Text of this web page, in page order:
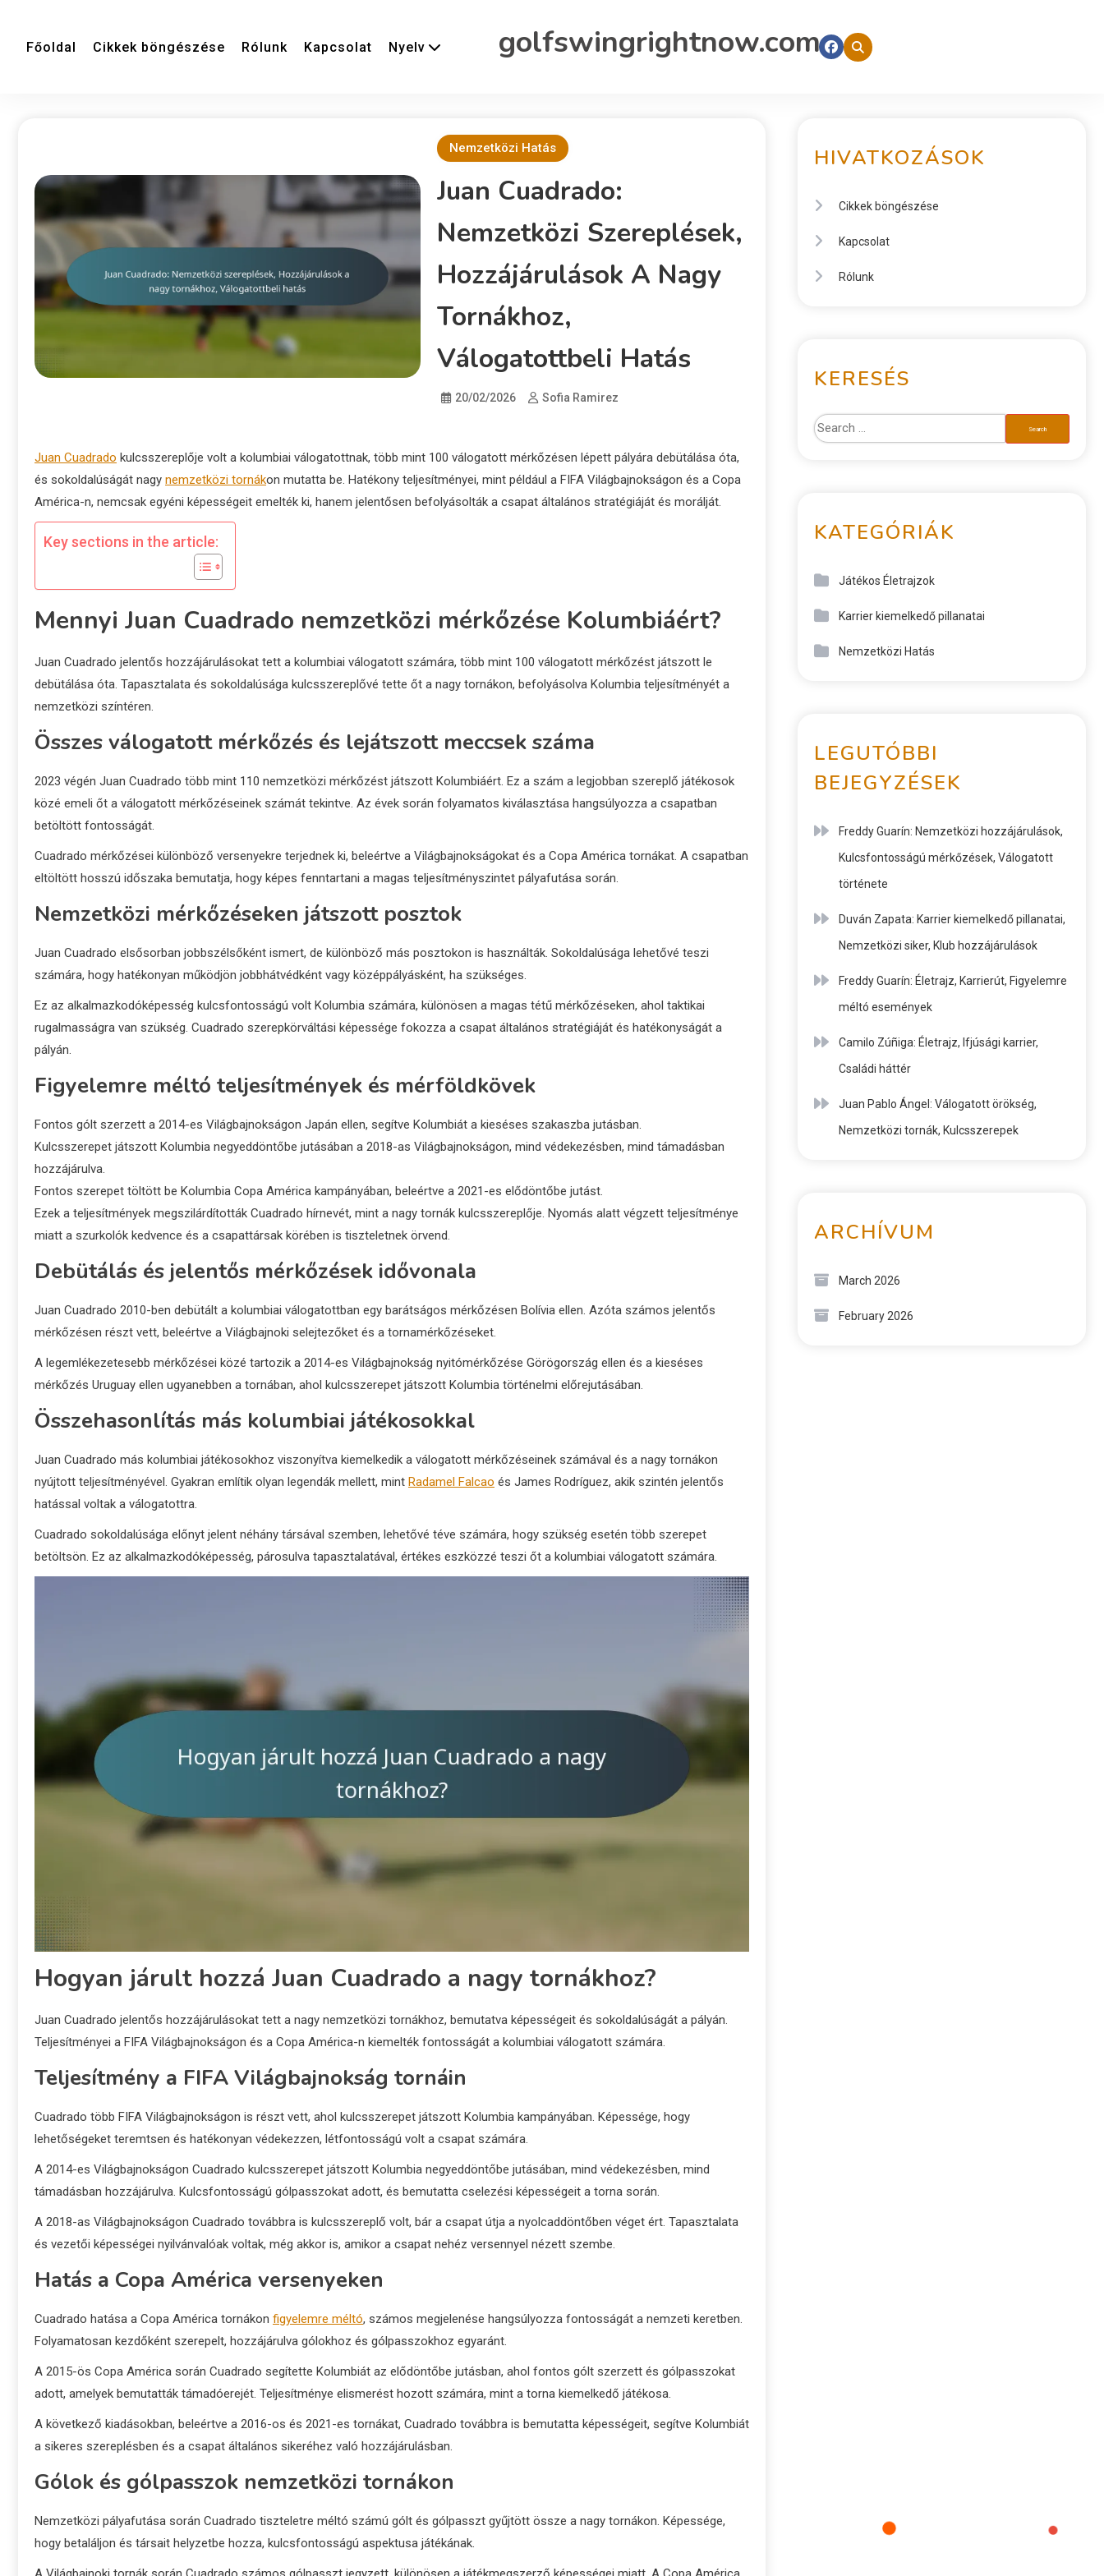
Főoldal Cikkek böngészése Rólunk Kapcsolat Nyelv golfswingrightnow.com
Nemzetközi Hatás
Juan Cuadrado:
Nemzetközi Szereplések,
Hozzájárulások A Nagy
Tornákhoz,
Válogatottbeli Hatás
20/02/2026 Sofia Ramirez
Juan Cuadrado kulcsszereplője volt a kolumbiai válogatottnak, több mint 100 válogatott mérkőzésen lépett pályára debütálása óta,
és sokoldalúságát nagy nemzetközi tornákon mutatta be. Hatékony teljesítményei, mint például a FIFA Világbajnokságon és a Copa
América-n, nemcsak egyéni képességeit emelték ki, hanem jelentősen befolyásolták a csapat általános stratégiáját és morálját.
Key sections in the article:
Mennyi Juan Cuadrado nemzetközi mérkőzése Kolumbiáért?
Juan Cuadrado jelentős hozzájárulásokat tett a kolumbiai válogatott számára, több mint 100 válogatott mérkőzést játszott le
debütálása óta. Tapasztalata és sokoldalúsága kulcsszereplővé tette őt a nagy tornákon, befolyásolva Kolumbia teljesítményét a
nemzetközi színtéren.
Összes válogatott mérkőzés és lejátszott meccsek száma
2023 végén Juan Cuadrado több mint 110 nemzetközi mérkőzést játszott Kolumbiáért. Ez a szám a legjobban szereplő játékosok
közé emeli őt a válogatott mérkőzéseinek számát tekintve. Az évek során folyamatos kiválasztása hangsúlyozza a csapatban
betöltött fontosságát.
Cuadrado mérkőzései különböző versenyekre terjednek ki, beleértve a Világbajnokságokat és a Copa América tornákat. A csapatban
eltöltött hosszú időszaka bemutatja, hogy képes fenntartani a magas teljesítményszintet pályafutása során.
Nemzetközi mérkőzéseken játszott posztok
Juan Cuadrado elsősorban jobbszélsőként ismert, de különböző más posztokon is használták. Sokoldalúsága lehetővé teszi
számára, hogy hatékonyan működjön jobbhátvédként vagy középpályásként, ha szükséges.
Ez az alkalmazkodóképesség kulcsfontosságú volt Kolumbia számára, különösen a magas tétű mérkőzéseken, ahol taktikai
rugalmasságra van szükség. Cuadrado szerepkörváltási képessége fokozza a csapat általános stratégiáját és hatékonyságát a
pályán.
Figyelemre méltó teljesítmények és mérföldkövek
Fontos gólt szerzett a 2014-es Világbajnokságon Japán ellen, segítve Kolumbiát a kieséses szakaszba jutásban.
Kulcsszerepet játszott Kolumbia negyeddöntőbe jutásában a 2018-as Világbajnokságon, mind védekezésben, mind támadásban
hozzájárulva.
Fontos szerepet töltött be Kolumbia Copa América kampányában, beleértve a 2021-es elődöntőbe jutást.
Ezek a teljesítmények megszilárdították Cuadrado hírnevét, mint a nagy tornák kulcsszereplője. Nyomás alatt végzett teljesítménye
miatt a szurkolók kedvence és a csapattársak körében is tiszteletnek örvend.
Debütálás és jelentős mérkőzések idővonala
Juan Cuadrado 2010-ben debütált a kolumbiai válogatottban egy barátságos mérkőzésen Bolívia ellen. Azóta számos jelentős
mérkőzésen részt vett, beleértve a Világbajnoki selejtezőket és a tornamérkőzéseket.
A legemlékezetesebb mérkőzései közé tartozik a 2014-es Világbajnokság nyitómérkőzése Görögország ellen és a kieséses
mérkőzés Uruguay ellen ugyanebben a tornában, ahol kulcsszerepet játszott Kolumbia történelmi előrejutásában.
Összehasonlítás más kolumbiai játékosokkal
Juan Cuadrado más kolumbiai játékosokhoz viszonyítva kiemelkedik a válogatott mérkőzéseinek számával és a nagy tornákon
nyújtott teljesítményével. Gyakran említik olyan legendák mellett, mint Radamel Falcao és James Rodríguez, akik szintén jelentős
hatással voltak a válogatottra.
Cuadrado sokoldalúsága előnyt jelent néhány társával szemben, lehetővé téve számára, hogy szükség esetén több szerepet
betöltsön. Ez az alkalmazkodóképesség, párosulva tapasztalatával, értékes eszközzé teszi őt a kolumbiai válogatott számára.
Hogyan járult hozzá Juan Cuadrado a nagy tornákhoz?
Juan Cuadrado jelentős hozzájárulásokat tett a nagy nemzetközi tornákhoz, bemutatva képességeit és sokoldalúságát a pályán.
Teljesítményei a FIFA Világbajnokságon és a Copa América-n kiemelték fontosságát a kolumbiai válogatott számára.
Teljesítmény a FIFA Világbajnokság tornáin
Cuadrado több FIFA Világbajnokságon is részt vett, ahol kulcsszerepet játszott Kolumbia kampányában. Képessége, hogy
lehetőségeket teremtsen és hatékonyan védekezzen, létfontosságú volt a csapat számára.
A 2014-es Világbajnokságon Cuadrado kulcsszerepet játszott Kolumbia negyeddöntőbe jutásában, mind védekezésben, mind
támadásban hozzájárulva. Kulcsfontosságú gólpasszokat adott, és bemutatta cselezési képességeit a torna során.
A 2018-as Világbajnokságon Cuadrado továbbra is kulcsszereplő volt, bár a csapat útja a nyolcaddöntőben véget ért. Tapasztalata
és vezetői képességei nyilvánvalóak voltak, még akkor is, amikor a csapat nehéz versennyel nézett szembe.
Hatás a Copa América versenyeken
Cuadrado hatása a Copa América tornákon figyelemre méltó, számos megjelenése hangsúlyozza fontosságát a nemzeti keretben.
Folyamatosan kezdőként szerepelt, hozzájárulva gólokhoz és gólpasszokhoz egyaránt.
A 2015-ös Copa América során Cuadrado segítette Kolumbiát az elődöntőbe jutásban, ahol fontos gólt szerzett és gólpasszokat
adott, amelyek bemutatták támadóerejét. Teljesítménye elismerést hozott számára, mint a torna kiemelkedő játékosa.
A következő kiadásokban, beleértve a 2016-os és 2021-es tornákat, Cuadrado továbbra is bemutatta képességeit, segítve Kolumbiát
a sikeres szereplésben és a csapat általános sikeréhez való hozzájárulásban.
Gólok és gólpasszok nemzetközi tornákon
Nemzetközi pályafutása során Cuadrado tiszteletre méltó számú gólt és gólpasszt gyűjtött össze a nagy tornákon. Képessége,
hogy betaláljon és társait helyzetbe hozza, kulcsfontosságú aspektusa játékának.
HIVATKOZÁSOK
Cikkek böngészése
Kapcsolat
Rólunk
KERESÉS
KATEGÓRIÁK
Játékos Életrajzok
Karrier kiemelkedő pillanatai
Nemzetközi Hatás
LEGUTÓBBI
BEJEGYZÉSEK
Freddy Guarín: Nemzetközi hozzájárulások,
Kulcsfontosságú mérkőzések, Válogatott
története
Duván Zapata: Karrier kiemelkedő pillanatai,
Nemzetközi siker, Klub hozzájárulások
Freddy Guarín: Életrajz, Karrierút, Figyelemre
méltó események
Camilo Zúñiga: Életrajz, Ifjúsági karrier,
Családi háttér
Juan Pablo Ángel: Válogatott örökség,
Nemzetközi tornák, Kulcsszerepek
ARCHÍVUM
March 2026
February 2026